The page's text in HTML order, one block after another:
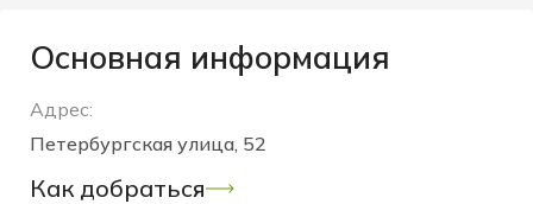
Основная информация
Адрес:
Петербургская улица, 52
Как добраться